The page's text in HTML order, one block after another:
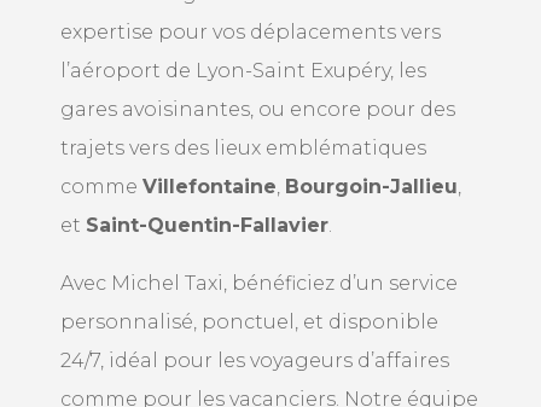
expertise pour vos déplacements vers
l’aéroport de Lyon-Saint Exupéry, les
gares avoisinantes, ou encore pour des
trajets vers des lieux emblématiques
comme Villefontaine, Bourgoin-Jallieu,
et Saint-Quentin-Fallavier.
Avec Michel Taxi, bénéficiez d’un service
personnalisé, ponctuel, et disponible
24/7, idéal pour les voyageurs d’affaires
comme pour les vacanciers. Notre équipe